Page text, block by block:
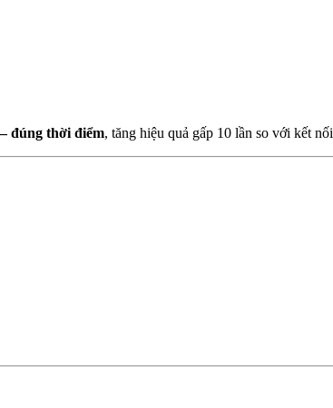
đúng thời điểm, tăng hiệu quả gấp 10 lần so với kết